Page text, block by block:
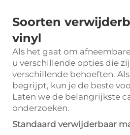
Soorten
vinyl
Als het gaat om
u verschillende opties die
verschillende behoeften.
begrijpt, kun je de beste
Laten we de belangrijkste
onderzoeken.
Standaard verwijderbaar